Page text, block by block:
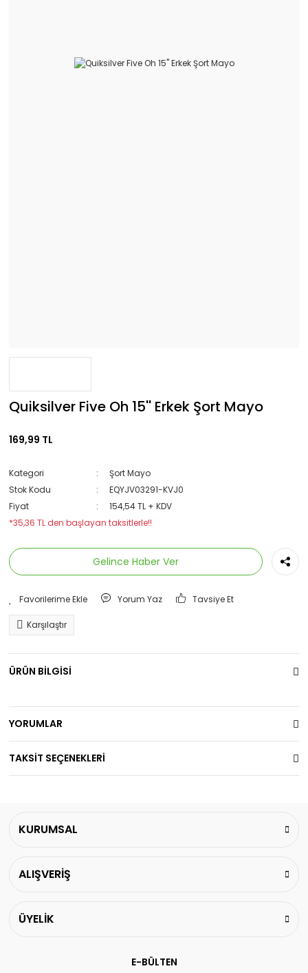
Quiksilver Five Oh 15'' Erkek Şort Mayo
169,99 TL
Kategori
Şort Mayo
Stok Kodu
EQYJV03291-KVJ0
Fiyat
154,54 TL + KDV
*35,36 TL den başlayan taksitlerle!!
Gelince Haber Ver
Yorum Yaz Tavsiye Et
Karşılaştır
ÜRÜN BİLGİSİ
YORUMLAR
TAKSİT SEÇENEKLERİ
KURUMSAL
ALIŞVERİŞ
ÜYELİK
E-BÜLTEN